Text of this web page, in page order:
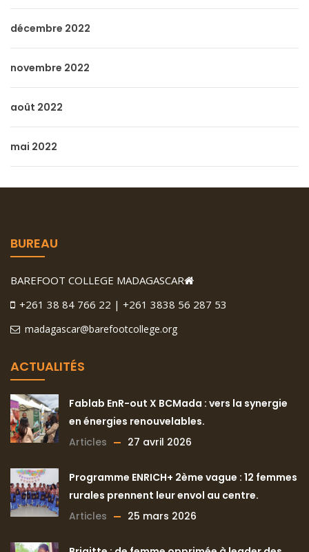
décembre 2022
novembre 2022
août 2022
mai 2022
BUREAU
BAREFOOT COLLEGE MADAGASCAR
+261 38 84 766 22 | +261 3838 56 287 53
madagascar@barefootcollege.org
ACTUALITÉS
Fablab EnR-out X BCMada : vers la synergie
en énergies renouvelables.
Articles
27 avril 2026
Programme ENRICH+ 2ème vague : 12 femmes
rurales prennent leur envol au centre.
Articles
25 mars 2026